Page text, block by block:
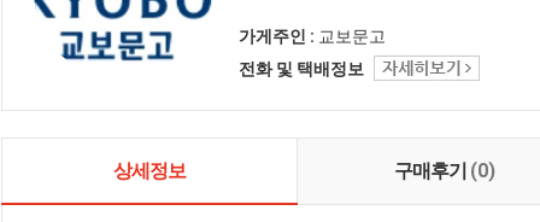
가게주인 : 교보문고
전화 및 택배정보
상세정보 구매후기 (0)